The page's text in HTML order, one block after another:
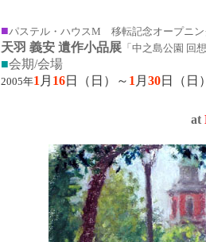
■パステル・ハウスM 移転記念オープニン
天羽 義安 遺作小品展 「中之島公園 回
■会期/会場
2005年1 月 16日（日）～ 1 月 30日（日
at